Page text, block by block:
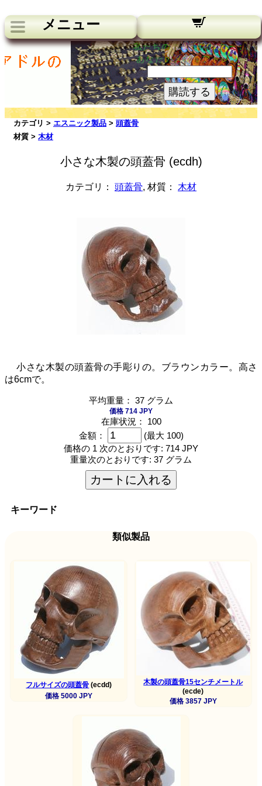
メニュー
私たちのニュースレター：
あなたのメールアドレス:
購読する
カテゴリ > エスニック製品 > 頭蓋骨
材質 > 木材
小さな木製の頭蓋骨 (ecdh)
カテゴリ： 頭蓋骨, 材質： 木材
小さな木製の頭蓋骨の手彫りの。ブラウンカラー。高さ
は6cmで。
平均重量： 37 グラム
価格 714 JPY
在庫状況： 100
金額：
(最大 100)
価格の 1 次のとおりです: 714 JPY
重量次のとおりです: 37 グラム
カートに入れる
キーワード
類似製品
フルサイズの頭蓋骨 (ecdd)
価格 5000 JPY
木製の頭蓋骨15センチメートル
(ecde)
価格 3857 JPY